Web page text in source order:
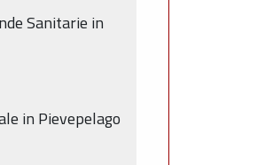
Sanitarie in
in Pievepelago